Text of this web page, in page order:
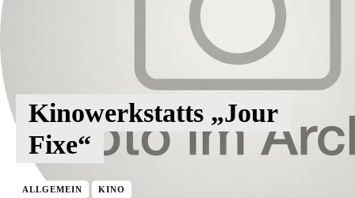
Kinowerkstatts „Jour
Fixe“
ALLGEMEIN KINO